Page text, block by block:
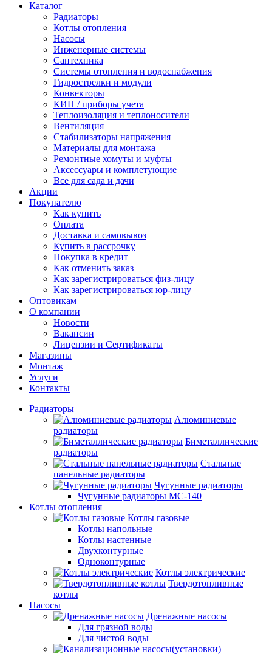
Каталог
Радиаторы
Котлы отопления
Насосы
Инженерные системы
Сантехника
Системы отопления и водоснабжения
Гидрострелки и модули
Конвекторы
КИП / приборы учета
Теплоизоляция и теплоносители
Вентиляция
Стабилизаторы напряжения
Материалы для монтажа
Ремонтные хомуты и муфты
Аксессуары и комплетующие
Все для сада и дачи
Акции
Покупателю
Как купить
Оплата
Доставка и самовывоз
Купить в рассрочку
Покупка в кредит
Как отменить заказ
Как зарегистрироваться физ-лицу
Как зарегистрироваться юр-лицу
Оптовикам
О компании
Новости
Вакансии
Лицензии и Сертификаты
Магазины
Монтаж
Услуги
Контакты
Радиаторы
Алюминиевые
радиаторы
Биметаллические
радиаторы
Стальные
панельные радиаторы
Чугунные радиаторы
Чугунные радиаторы МС-140
Котлы отопления
Котлы газовые
Котлы напольные
Котлы настенные
Двухконтурные
Одноконтурные
Котлы электрические
Твердотопливные
котлы
Насосы
Дренажные насосы
Для грязной воды
Для чистой воды